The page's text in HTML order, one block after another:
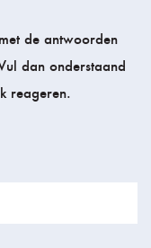
met de antwoorden
dan onderstaand
reageren.